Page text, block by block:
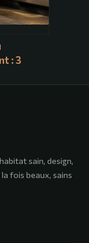
: 3
sans
sain, design,
fois beaux, sains